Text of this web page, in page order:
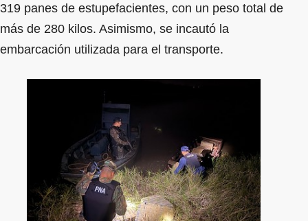
319 panes de estupefacientes, con un peso total de
más de 280 kilos. Asimismo, se incautó la
embarcación utilizada para el transporte.